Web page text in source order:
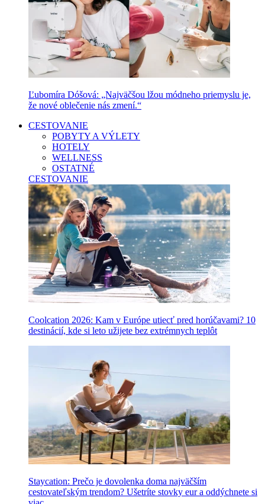
Ľubomíra Dóšová: „Najväčšou lžou módneho priemyslu je,
že nové oblečenie nás zmení.“
CESTOVANIE
POBYTY A VÝLETY
HOTELY
WELLNESS
OSTATNÉ
CESTOVANIE
Coolcation 2026: Kam v Európe utiecť pred horúčavami? 10
destinácií, kde si leto užijete bez extrémnych teplôt
Staycation: Prečo je dovolenka doma najväčším
cestovateľským trendom? Ušetríte stovky eur a oddýchnete si